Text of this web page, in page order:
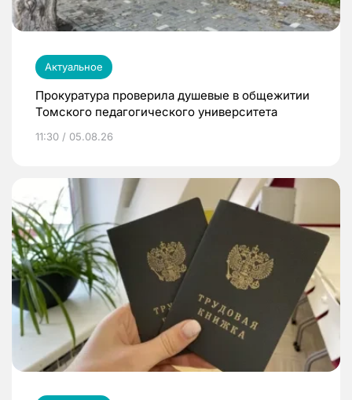
Актуальное
Прокуратура проверила душевые в общежитии
Томского педагогического университета
11:30 / 05.08.26